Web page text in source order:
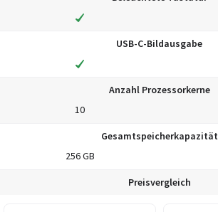
USB-C-Bildausgabe
Anzahl Prozessorkerne
10
Gesamtspeicherkapazität
256 GB
Preisvergleich